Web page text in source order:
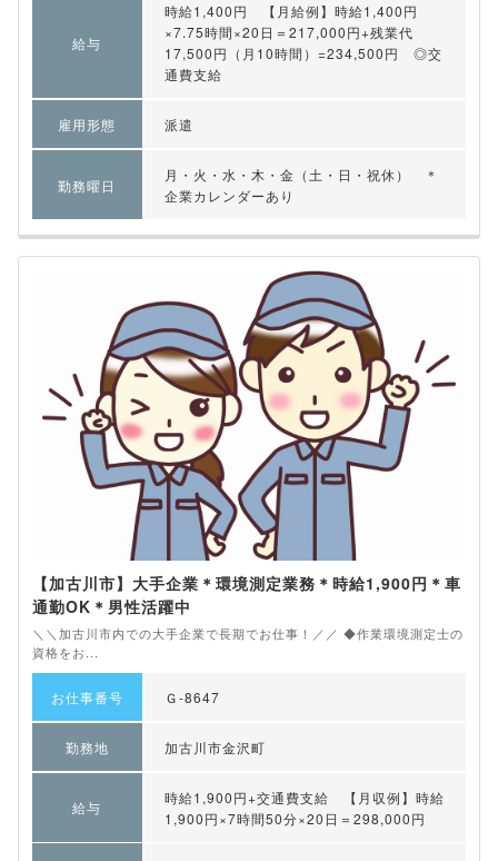
給与
時給1,400円 【月給例】時給1,400円
×7.75時間×20日＝217,000円+残業代
17,500円（月10時間）=234,500円 ◎交
通費支給
雇用形態 派遣
勤務曜日
月・火・水・木・金（土・日・祝休） ＊
企業カレンダーあり
【加古川市】大手企業＊環境測定業務＊時給1,900円＊車
通勤OK＊男性活躍中
＼＼加古川市内での大手企業で長期でお仕事！／／ ◆作業環境測定士の
資格をお...
お仕事番号 Ｇ-8647
勤務地 加古川市金沢町
給与
時給1,900円+交通費支給 【月収例】時給
1,900円×7時間50分×20日＝298,000円